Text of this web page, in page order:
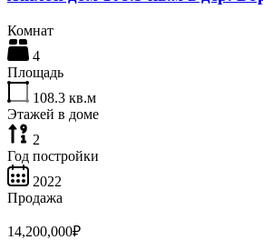
Комнат
4
Площадь
108.3 кв.м
Этажей в доме
2
Год постройки
2022
Продажа
14,200,000₽